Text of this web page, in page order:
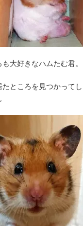
大好きなハムたむ君。
たところを見つかって